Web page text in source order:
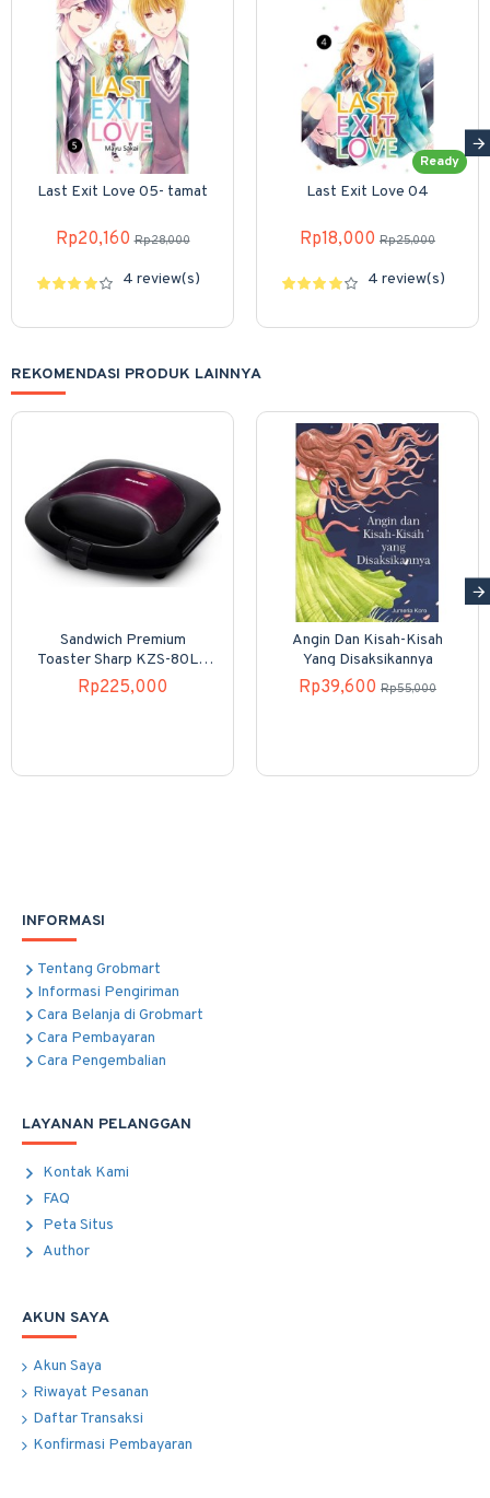
Last Exit Love 05- tamat
Rp20,160 Rp28,000
4 review(s)
Ready
Last Exit Love 04
Rp18,000 Rp25,000
4 review(s)
REKOMENDASI PRODUK LAINNYA
Sandwich Premium
Toaster Sharp KZS-80LP
4 Slices
Rp225,000
Angin Dan Kisah-Kisah
Yang Disaksikannya
Rp39,600 Rp55,000
INFORMASI
Tentang Grobmart
Informasi Pengiriman
Cara Belanja di Grobmart
Cara Pembayaran
Cara Pengembalian
LAYANAN PELANGGAN
Kontak Kami
FAQ
Peta Situs
Author
AKUN SAYA
Akun Saya
Riwayat Pesanan
Daftar Transaksi
Konfirmasi Pembayaran